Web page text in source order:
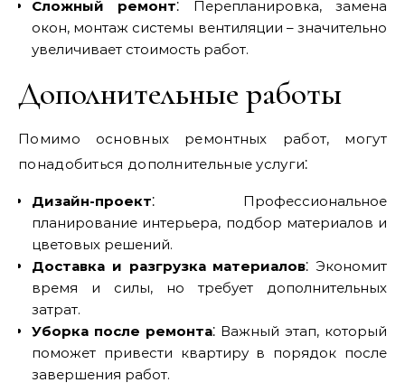
Сложный ремонт⁚ Перепланировка, замена
окон, монтаж системы вентиляции – значительно
увеличивает стоимость работ.
Дополнительные работы
Помимо основных ремонтных работ, могут
понадобиться дополнительные услуги⁚
Дизайн-проект⁚ Профессиональное
планирование интерьера, подбор материалов и
цветовых решений.
Доставка и разгрузка материалов⁚ Экономит
время и силы, но требует дополнительных
затрат.
Уборка после ремонта⁚ Важный этап, который
поможет привести квартиру в порядок после
завершения работ.